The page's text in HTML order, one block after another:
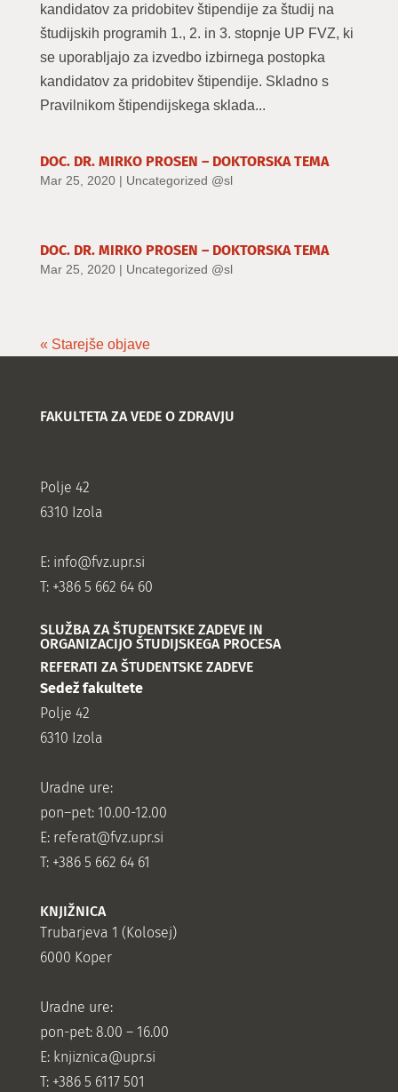
kandidatov za pridobitev štipendije za študij na
študijskih programih 1., 2. in 3. stopnje UP FVZ, ki
se uporabljajo za izvedbo izbirnega postopka
kandidatov za pridobitev štipendije. Skladno s
Pravilnikom štipendijskega sklada...
DOC. DR. MIRKO PROSEN – DOKTORSKA TEMA
Mar 25, 2020| Uncategorized @sl
DOC. DR. MIRKO PROSEN – DOKTORSKA TEMA
Mar 25, 2020| Uncategorized @sl
« Starejše objave
FAKULTETA ZA VEDE O ZDRAVJU
Polje 42
6310 Izola
E: info@fvz.upr.si
T: +386 5 662 64 60
SLUŽBA ZA ŠTUDENTSKE ZADEVE IN
ORGANIZACIJO ŠTUDIJSKEGA PROCESA
REFERATI ZA ŠTUDENTSKE ZADEVE
Sedež fakultete
Polje 42
6310 Izola
Uradne ure:
pon–pet: 10.00-12.00
E: referat@fvz.upr.si
T: +386 5 662 64 61
KNJIŽNICA
Trubarjeva 1 (Kolosej)
6000 Koper
Uradne ure:
pon-pet: 8.00 – 16.00
E: knjiznica@upr.si
T: +386 5 6117 501